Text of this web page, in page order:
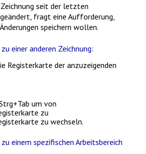
Zeichnung seit der letzten
fragt eine Aufforderung,
speichern wollen.
einer anderen Zeichnung:
Registerkarte der anzuzeigenden
um von
zu
zu wechseln.
einem spezifischen Arbeitsbereich